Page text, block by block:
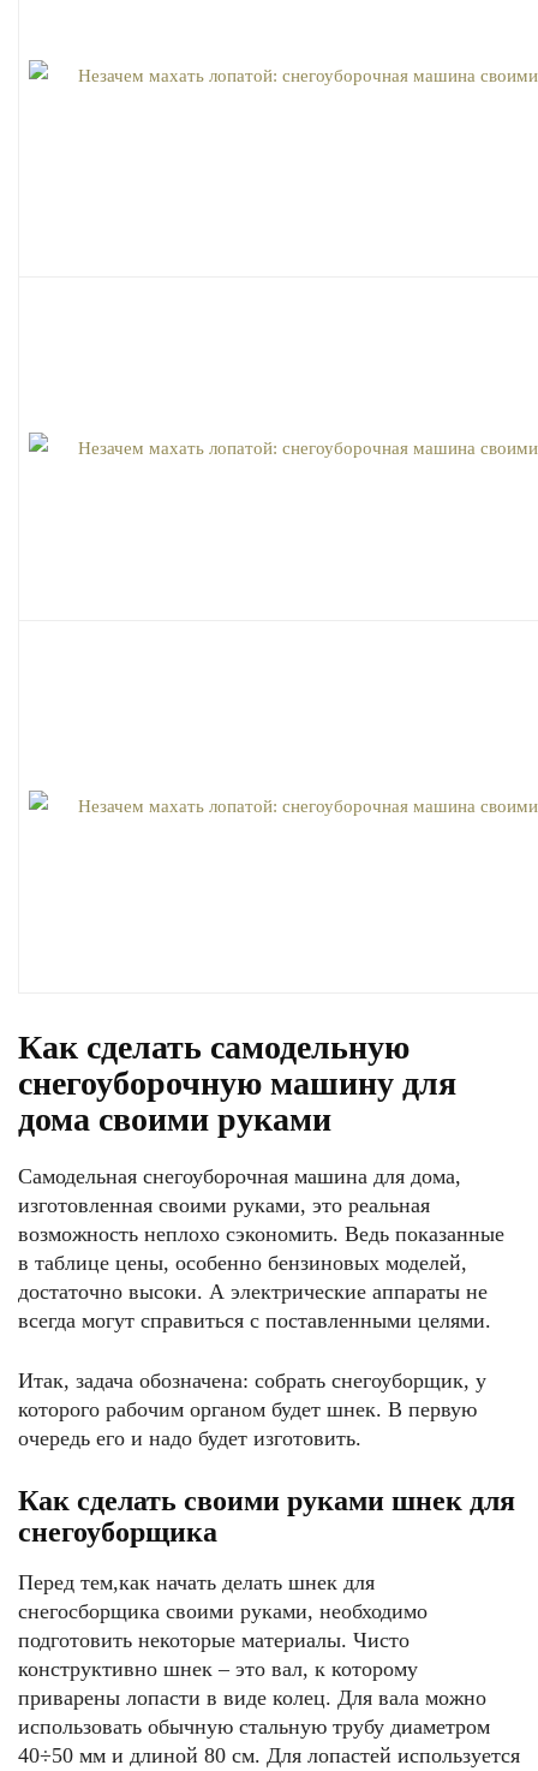
Как сделать самодельную
снегоуборочную машину для
дома своими руками
Самодельная снегоуборочная машина для дома,
изготовленная своими руками, это реальная
возможность неплохо сэкономить. Ведь показанные
в таблице цены, особенно бензиновых моделей,
достаточно высоки. А электрические аппараты не
всегда могут справиться с поставленными целями.
Итак, задача обозначена: собрать снегоуборщик, у
которого рабочим органом будет шнек. В первую
очередь его и надо будет изготовить.
Как сделать своими руками шнек для
снегоуборщика
Перед тем,как начать делать шнек для
снегосборщика своими руками, необходимо
подготовить некоторые материалы. Чисто
конструктивно шнек – это вал, к которому
приварены лопасти в виде колец. Для вала можно
использовать обычную стальную трубу диаметром
40÷50 мм и длиной 80 см. Для лопастей используется